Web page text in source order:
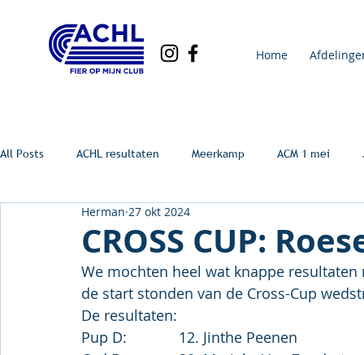
Home
All Posts ACHL resultaten Meerkamp ACM 1 mei
CROSS CUP:
Herman 27 okt 2024
We mochten heel wat knappe
de start stonden van de Cross-Cup
De resultaten:
Pup D:		12. Jinthe Peenen